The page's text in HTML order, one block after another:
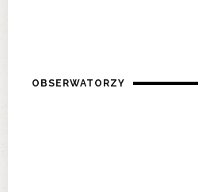
OBSERWATORZY